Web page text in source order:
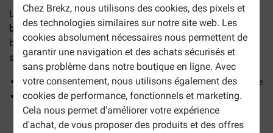
Chez Brekz, nous utilisons des cookies, des pixels et
des technologies similaires sur notre site web. Les
cookies absolument nécessaires nous permettent de
garantir une navigation et des achats sécurisés et
sans problème dans notre boutique en ligne. Avec
votre consentement, nous utilisons également des
cookies de performance, fonctionnels et marketing.
Cela nous permet d'améliorer votre expérience
d'achat, de vous proposer des produits et des offres
La délicieuse mousse pour chatGourmet Gold Mousse au
boeuf pour chat (85 g)contient de tendres morceaux de
bœuf, des légumes et un savoureux cœur fondant en
sauce.
Cuisinée avec des ingrédients de qualité haut de gamme
Sans colorants, sans conservateurs ni arômes artificiels
ajoutés